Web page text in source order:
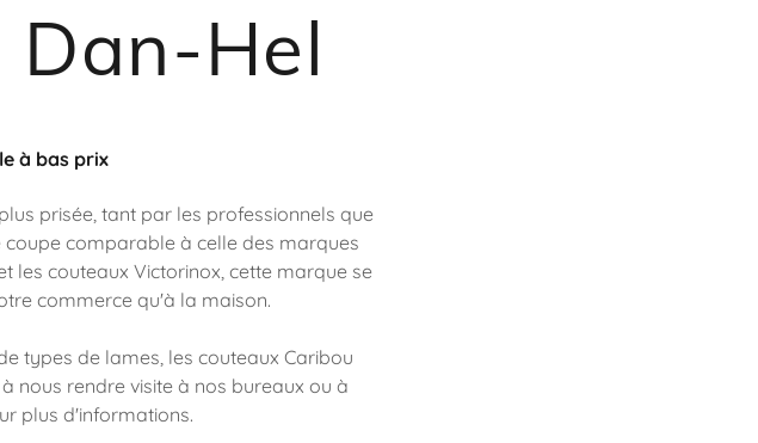
Hel
à bas prix
prisée, tant par les professionnels que
comparable à celle des marques
les couteaux Victorinox, cette marque se
commerce qu'à la maison.
types de lames, les couteaux Caribou
nous rendre visite à nos bureaux ou à
plus d'informations.